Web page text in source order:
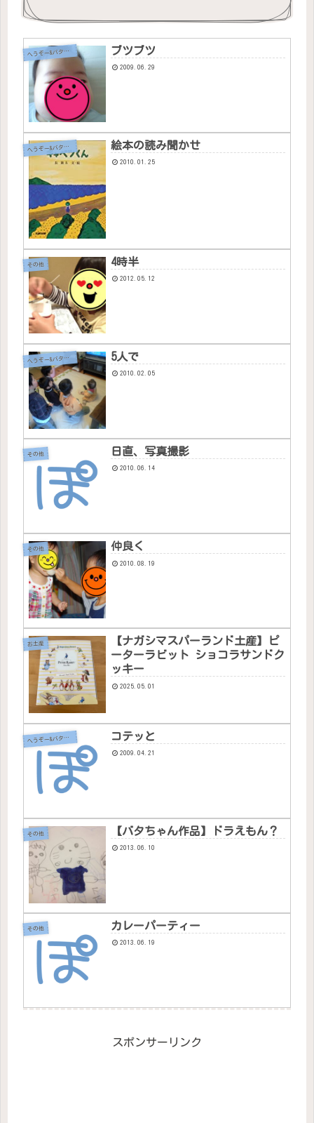
へ
うぞー&バタちゃん ブツブツ
2009.06.29
へ
うぞー&バタちゃん 絵本の読み聞かせ
2010.01.25
その他 4時半
2012.05.12
へ
うぞー&バタちゃん 5人で
2010.02.05
その他 日直、写真撮影
2010.06.14
その他 仲良く
2010.08.19
お土産
【ナガシマスパーランド土産】ピ
ーターラビット ショコラサンドク
ッキー
2025.05.01
へ
うぞー&バタちゃん コテッと
2009.04.21
その他 【バタちゃん作品】ドラえもん？
2013.06.10
その他 カレーパーティー
2013.06.19
スポンサーリンク